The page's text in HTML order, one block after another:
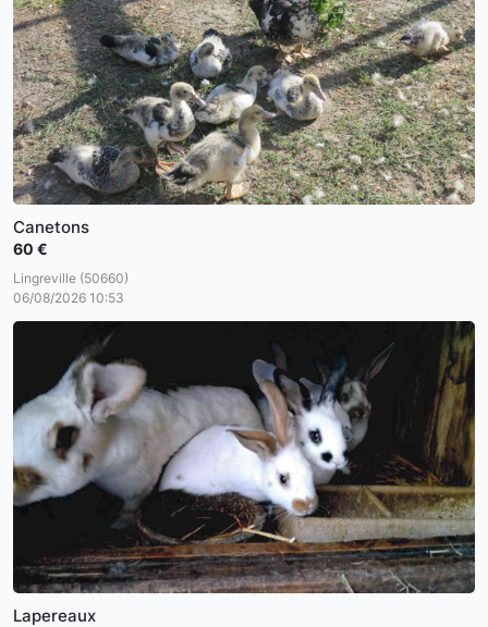
Canetons
60 €
Lingreville (50660)
06/08/2026 10:53
Lapereaux